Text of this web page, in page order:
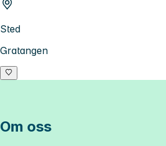
Sted
Gratangen
Om oss